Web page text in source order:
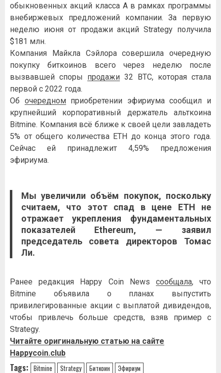
обыкновенных акций класса А в рамках программы
внебиржевых предложений компании. За первую
неделю июня от продажи акций Strategy получила
$181 млн.
Компания Майкла Сэйлора совершила очередную
покупку биткоинов всего через неделю после
вызвавшей споры продажи 32 BTC, которая стала
первой с 2022 года.
Об очередномприобретении эфириума сообщил и
крупнейший корпоративный держатель альткоина
Bitmine. Компания всё ближе к своей цели завладеть
5% от общего количества ETH до конца этого года.
Сейчас ей принадлежит 4,59% предложения
эфириума.
Мы увеличили объём покупок, поскольку
считаем, что этот спад в цене ETH не
отражает укрепления фундаментальных
показателей Ethereum, — заявил
председатель совета директоров Томас
Ли.
Ранее редакция Happy Coin News сообщала, что
Bitmine объявила о планах выпустить
привилегированные акции с выплатой дивидендов,
чтобы привлечь больше средств, взяв пример с
Strategy.
Читайте оригинальную статью на сайте
Happycoin.club
Tags: Bitmine Strategy Биткоин Эфириум